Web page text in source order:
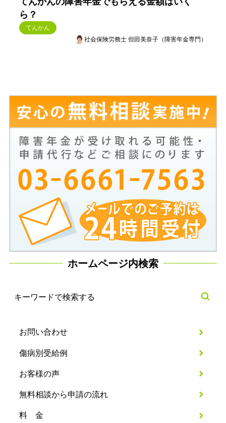
ら？
てんかん
社会保険労務士 但田美奈子（障害年金専門）
ホームページ内検索
お問い合わせ
傷病別受給例
お客様の声
無料相談から申請の流れ
料 金